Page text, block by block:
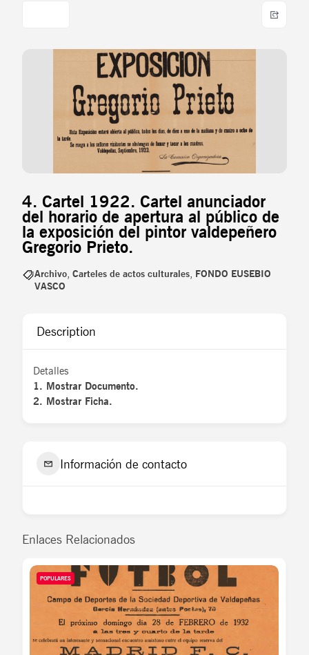
4. Cartel 1922. Cartel anunciador
del horario de apertura al público de
la exposición del pintor valdepeñero
Gregorio Prieto.
Archivo ,Carteles de actos culturales FONDO EUSEBIO
VASCO
Description
Detalles
1. Mostrar Documento.
2. Mostrar Ficha.
Información de contacto
Enlaces Relacionados
POPULARES